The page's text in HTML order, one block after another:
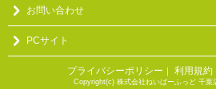
お問い合わせ
PCサイト
プライバシーポリシー ｜ 利用規約
Copyright(c) 株式会社ねいばーふっど 千葉